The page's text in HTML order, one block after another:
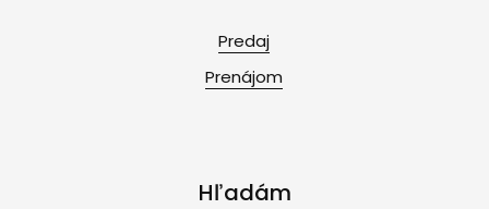
Predaj
Prenájom
Hľadám